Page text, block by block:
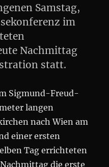
Samstag,
im
Nachmittag
statt.
Sigmund-Freud-
langen
nach Wien am
einer ersten
Tag errichteten
die erste